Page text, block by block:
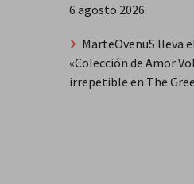
6 agosto 2026
MarteOvenuS lleva
«Colección de Amor
irrepetible en The